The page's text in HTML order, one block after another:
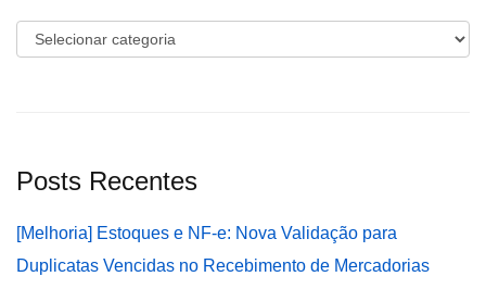
Categorias
Posts Recentes
[Melhoria] Estoques e NF-e: Nova Validação para
Duplicatas Vencidas no Recebimento de Mercadorias